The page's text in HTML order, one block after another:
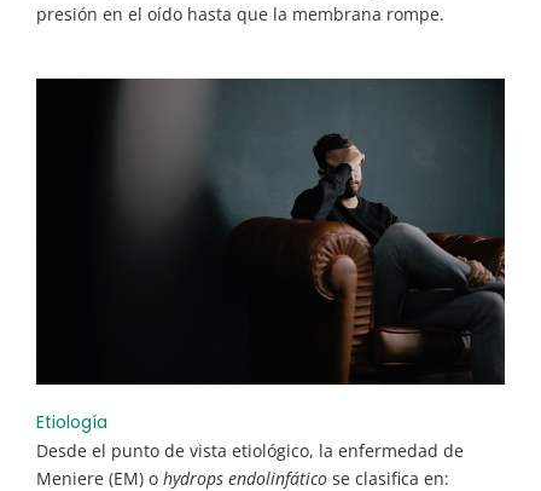
presión en el oído hasta que la membrana rompe.
Etiología
Desde el punto de vista etiológico, la enfermedad de
Meniere (EM) o hydrops endolinfático se clasifica en: